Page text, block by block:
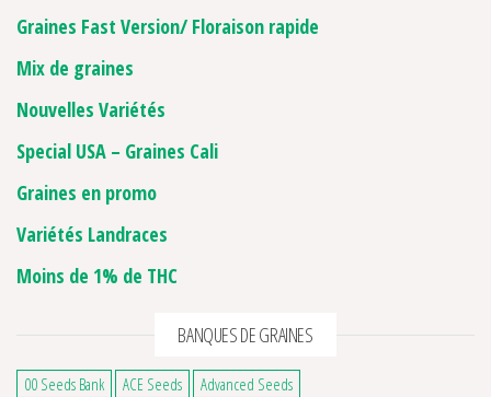
Graines Fast Version/ Floraison rapide
Mix de graines
Nouvelles Variétés
Special USA – Graines Cali
Graines en promo
Variétés Landraces
Moins de 1% de THC
BANQUES DE GRAINES
00 Seeds Bank ACE Seeds
Advanced Seeds